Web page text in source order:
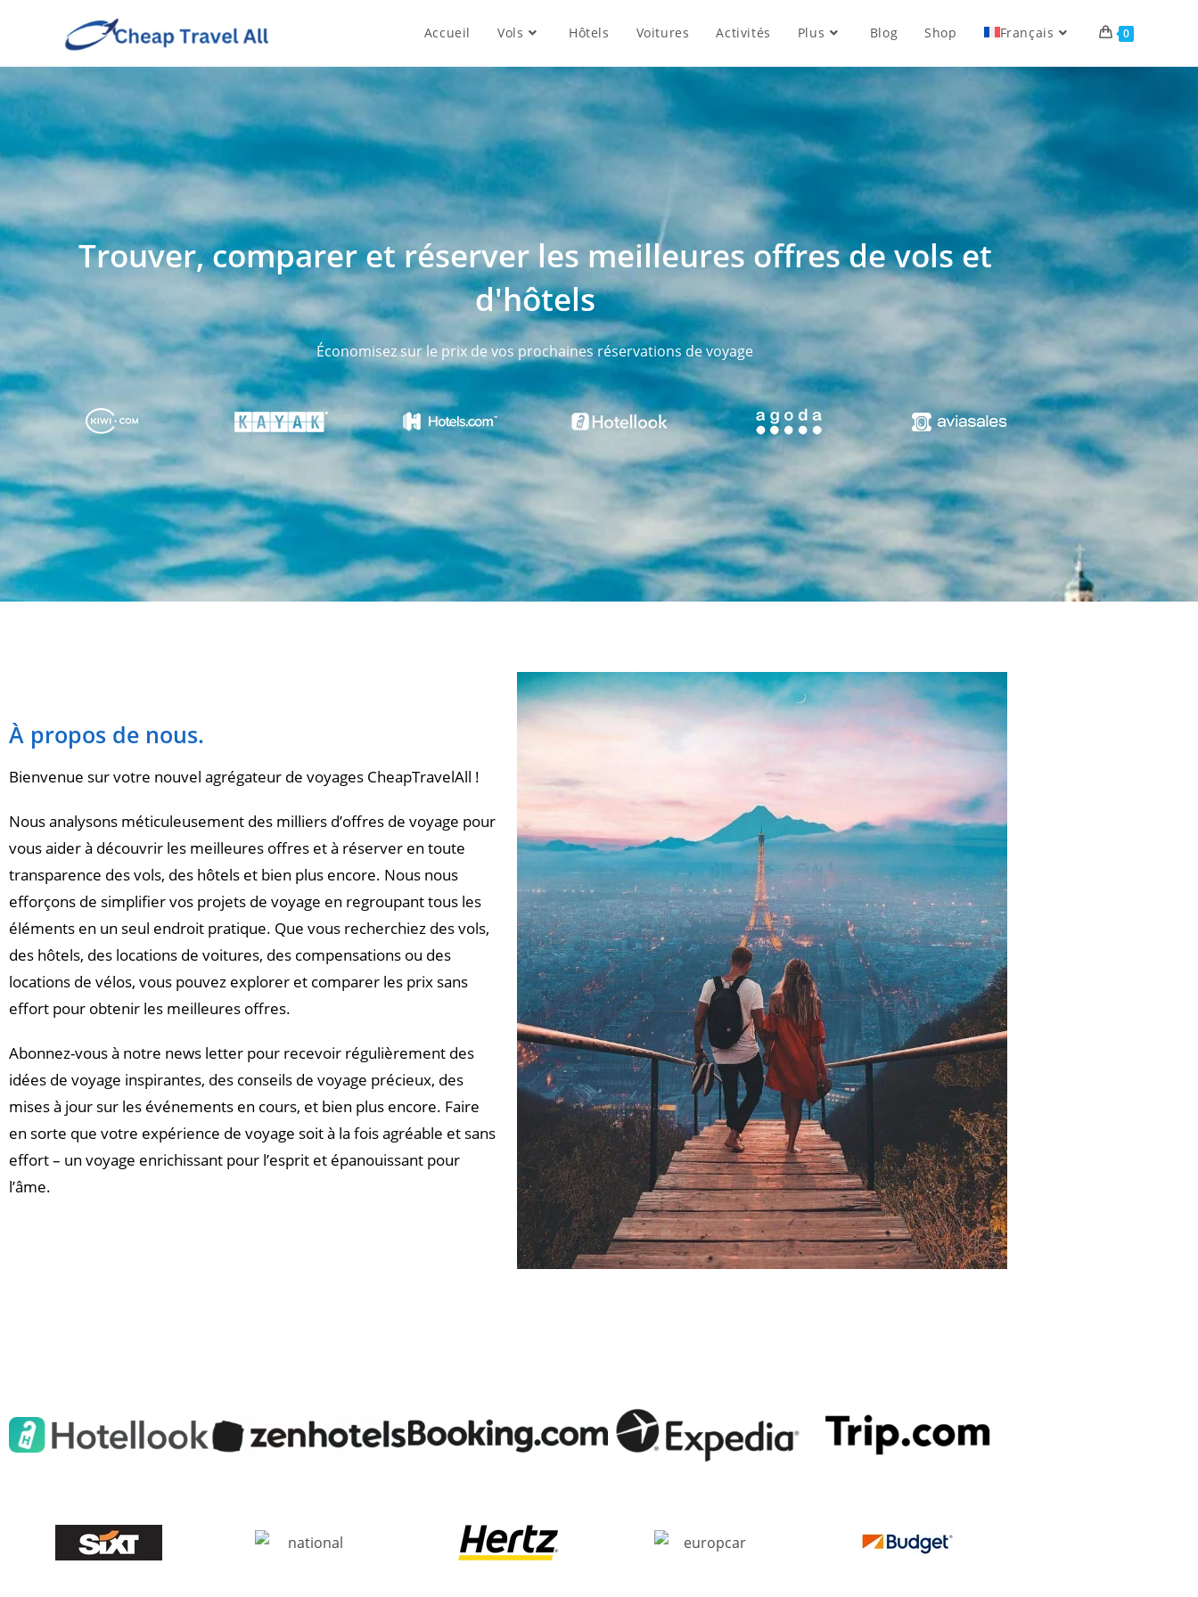
Accueil Vols Hôtels Voitures Activités Plus Blog Shop Français 0
Trouver, comparer et réserver les meilleures offres de vols et
d'hôtels
Économisez sur le prix de vos prochaines réservations de voyage
À propos de nous.
Bienvenue sur votre nouvel agrégateur de voyages CheapTravelAll !
Nous analysons méticuleusement des milliers d’offres de voyage pour
vous aider à découvrir les meilleures offres et à réserver en toute
transparence des vols, des hôtels et bien plus encore. Nous nous
efforçons de simplifier vos projets de voyage en regroupant tous les
éléments en un seul endroit pratique. Que vous recherchiez des vols,
des hôtels, des locations de voitures, des compensations ou des
locations de vélos, vous pouvez explorer et comparer les prix sans
effort pour obtenir les meilleures offres.
Abonnez-vous à notre news letter pour recevoir régulièrement des
idées de voyage inspirantes, des conseils de voyage précieux, des
mises à jour sur les événements en cours, et bien plus encore. Faire
en sorte que votre expérience de voyage soit à la fois agréable et sans
effort – un voyage enrichissant pour l’esprit et épanouissant pour
l’âme.